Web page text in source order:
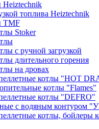
Heiztechnik
топлива Heiztechnik
TMF
Stoker
с ручной загрузкой
длительного горения
на дровах
котлы "HOT
котлы "Flames"
котлы "DEFRO"
с водяным контуром
котлы, бойлеры